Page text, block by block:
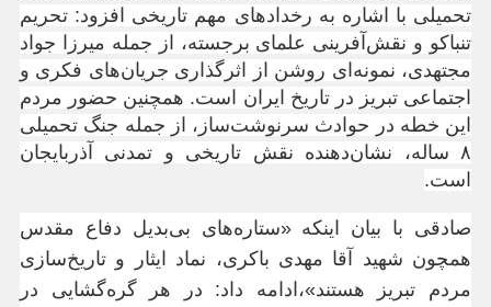
تحمیلی با اشاره به رخدادهای مهم تاریخی افزود: تحریم
تنباکو و نقش‌آفرینی علمای برجسته، از جمله میرزا جواد
مجتهدی، نمونه‌ای روشن از اثرگذاری جریان‌های فکری و
اجتماعی تبریز در تاریخ ایران است. همچنین حضور مردم
این خطه در حوادث سرنوشت‌ساز، از جمله جنگ تحمیلی
۸ ساله، نشان‌دهنده نقش تاریخی و تمدنی آذربایجان
است.
صادقی با بیان اینکه «ستاره‌های بی‌بدیل دفاع مقدس
همچون شهید آقا مهدی باکری، نماد ایثار و تاریخ‌سازی
مردم تبریز هستند»،ادامه داد: در هر گره‌گشایی در